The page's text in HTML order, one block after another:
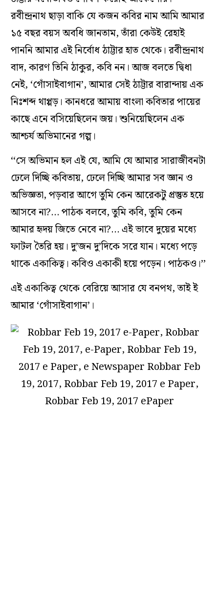
রবীন্দ্রনাথ ছাড়া বাকি যে কজন কবির নাম আমি আমার
১৫ বছর বয়স অবধি জানতাম, তাঁরা কেউই রেহাই
পাননি আমার এই নির্বোধ ঠাট্টার হাত থেকে। রবীন্দ্রনাথ
বাদ, কারণ তিনি ঠাকুর, কবি নন। আজ বলতে দ্বিধা
নেই, ‘গোঁসাইবাগান’, আমার সেই ঠাট্টার বারান্দায় এক
নিঃশব্দ থাপ্পড়। কানধরে আমায় বাংলা কবিতার পায়ের
কাছে এনে বসিয়েছিলেন জয়। শুনিয়েছিলেন এক
আশ্চর্য অভিমানের গল্প।
‘‘সে অভিমান হল এই যে, আমি যে আমার সারাজীবনটা
ঢেলে দিচ্ছি কবিতায়, ঢেলে দিচ্ছি আমার সব জ্ঞান ও
অভিজ্ঞতা, পড়বার আগে তুমি কেন আরেকটু প্রস্তুত হয়ে
আসবে না?… পাঠক বলবে, তুমি কবি, তুমি কেন
আমার হৃদয় জিতে নেবে না?… এই ভাবে দুয়ের মধ্যে
ফাটল তৈরি হয়। দু’জন দু’দিকে সরে যান। মধ্যে পড়ে
থাকে একাকিত্ব। কবিও একাকী হয়ে পড়েন। পাঠকও।’’
এই একাকিত্ব থেকে বেরিয়ে আসার যে বনপথ, তাই ই
আমার ‘গোঁসাইবাগান’।